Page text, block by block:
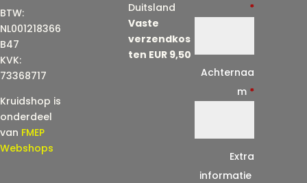
BTW:
NL001218366
B47
KVK:
73368717
Kruidshop is
onderdeel
van FMEP
Webshops
Duitsland
Vaste
verzendkos
ten EUR 9,50
*
Achternaa
m *
Extra
informatie